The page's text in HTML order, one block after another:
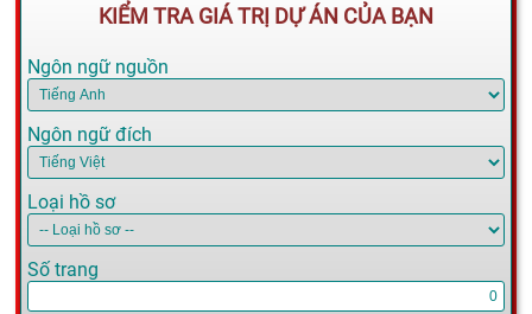
KIỂM TRA GIÁ TRỊ DỰ ÁN CỦA BẠN
Ngôn ngữ nguồn
Ngôn ngữ đích
Loại hồ sơ
Số trang